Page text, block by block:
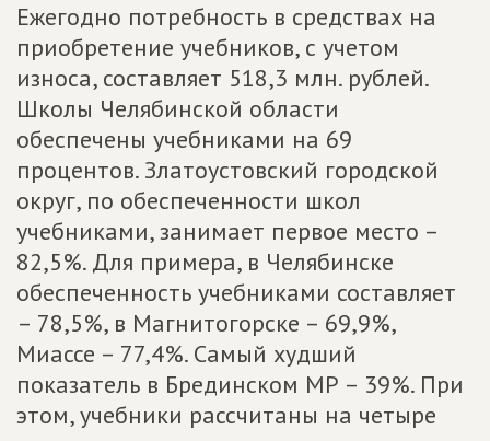
Ежегодно потребность в средствах на
приобретение учебников, с учетом
износа, составляет 518,3 млн. рублей.
Школы Челябинской области
обеспечены учебниками на 69
процентов. Златоустовский городской
округ, по обеспеченности школ
учебниками, занимает первое место –
82,5%. Для примера, в Челябинске
обеспеченность учебниками составляет
– 78,5%, в Магнитогорске – 69,9%,
Миассе – 77,4%. Самый худший
показатель в Брединском МР – 39%. При
этом, учебники рассчитаны на четыре